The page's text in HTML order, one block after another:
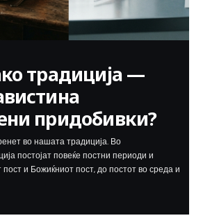
традиција —
придобивки?
во нашата традиција. Во
постојат повеќе постни периоди и
и Божиќниот пост, до постот во среда и